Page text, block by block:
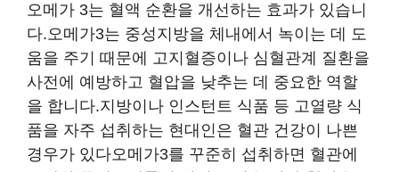
오메가 3는 혈액 순환을 개선하는 효과가 있습니
다.오메가3는 중성지방을 체내에서 녹이는 데 도
움을 주기 때문에 고지혈증이나 심혈관계 질환을
사전에 예방하고 혈압을 낮추는 데 중요한 역할
을 합니다.지방이나 인스턴트 식품 등 고열량 식
품을 자주 섭취하는 현대인은 혈관 건강이 나쁜
경우가 있다오메가3를 꾸준히 섭취하면 혈관에